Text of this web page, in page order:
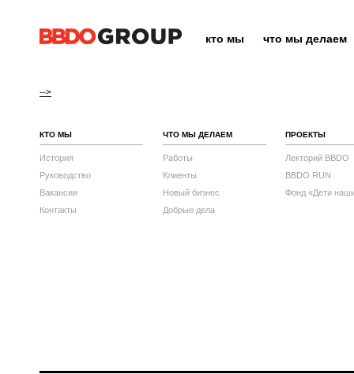
кто мы что мы делаем
-->
КТО МЫ
История
Руководство
Вакансии
Контакты
ЧТО МЫ ДЕЛАЕМ
Работы
Клиенты
Новый бизнес
Добрые дела
ПРОЕКТЫ
Лекторий BBDO
BBDO RUN
Фонд «Дети